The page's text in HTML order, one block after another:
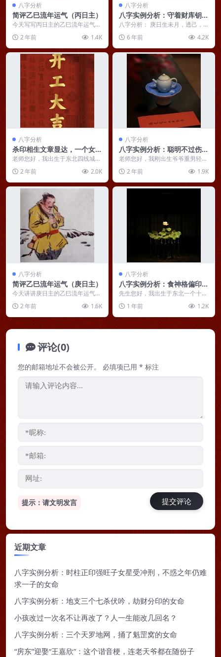
八字分析
简评乙巳流年运气（丙日主）
今天写写丙日主的乙巳流年运气。
利文书之喜。 利合...
2 年前 1.4K
八字分析
八字实例分析：守着财库钥匙
的银行行长八字
八字分析： 庚日生未月，透己，
杀，得泄，或耗。 喜食...
6 年前 4.2K
八字分析
杀印相生文章显达，一个女学
霸八字解析
老师您好，我出生于东北四线城
常感冒生病，基本每月...
2 年前 2.0K
八字分析
八字实例分析：聪明不过伤
官，四“凶神”汇聚的女命
老师您好，我刚出生爷爷重男轻女
婆受不了家里其他人的...
2 年前 1.9K
八字分析
简评乙巳流年运气（庚日主）
今天讲讲庚日主的乙巳流年运气。
主，晦气煞，大家可...
2 年前 1.6K
八字分析
八字实例分析：食神格偏印生
身，亲妈的爱更像后妈
先生您好，我出生于东北一个十八
和我。父母虽然学历不...
1 年前 1.2K
评论(0)
提示：请文明发言
您的邮箱地址不会被公开。 必填项已用 * 标注
近期文章
八字实例分析：时柱正印强旺子女星受冲刑，不惑之年仍难
求一子的女命
八字实例分析：地支三个七杀伏吟，劫财分印的女命
小孩改过一次名不让再改了？人一生能改几回名？
八字实例分析：三个天罗地网，捅了魁罡窝的女命
“房东”迎娶“王嘉欣”：这个谐音梗，连老天爷都在随份子